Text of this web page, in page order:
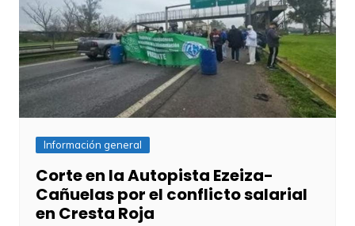
Información general
Corte en la Autopista Ezeiza-
Cañuelas por el conflicto salarial
en Cresta Roja